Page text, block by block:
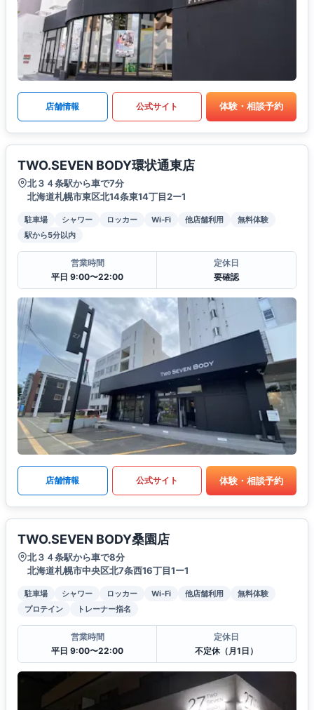
店舗情報 公式サイト 体験・相談予約
TWO.SEVEN BODY環状通東店
北３４条駅から車で7分
北海道札幌市東区北14条東14丁目2ー1
駐車場 シャワー ロッカー Wi-Fi 他店舗利用
無料体験
駅から5分以内
営業時間
平日 9:00〜22:00
定休日
要確認
店舗情報 公式サイト 体験・相談予約
TWO.SEVEN BODY桑園店
北３４条駅から車で8分
北海道札幌市中央区北7条西16丁目1ー1
駐車場 シャワー ロッカー Wi-Fi 他店舗利用
無料体験
プロテイン
トレーナー指名
営業時間
平日 9:00〜22:00
定休日
不定休（月1日）